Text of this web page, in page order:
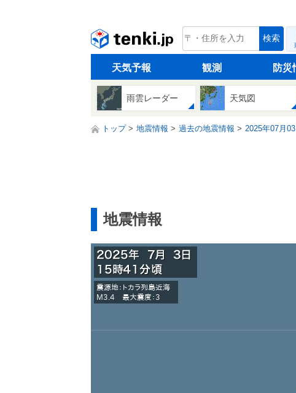
tenki.jp 検索
天気予報 観測 防災
雨雲レーダー 天気図
トップ 地震情報 過去の地震情報 2025年07月03
地震情報